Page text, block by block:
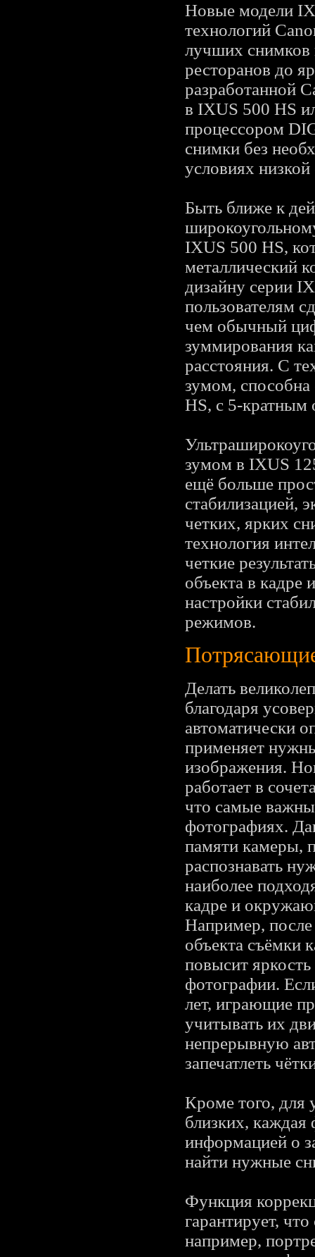
Новые модели
технологий
лучших снимков
ресторанов до
разработанной
в IXUS 500 HS
процессором
снимки без
условиях
Быть ближе к
IXUS 500 HS,
металлический
дизайну серии
пользователям
чем обычный
зуммирования
расстояния. С
зумом, способна
HS, с 5-кратным
зумом в IXUS
ещё больше
стабилизацией,
четких, ярких
технология
четкие
объекта в кадре
настройки
режимов.
Делать
благодаря
автоматически
применяет
изображения.
работает в
что самые
фотографиях.
памяти камеры,
распознавать
наиболее
кадре и
Например, после
объекта съёмки
повысит
фотографии.
лет, играющие
учитывать их
непрерывную
запечатлеть
Кроме того, для
близких, каждая
информацией о
найти нужные
Функция
гарантирует,
например,